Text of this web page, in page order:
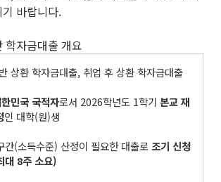
바랍니다.
학자금대출 개요
상환 학자금대출, 취업 후 상환 학자금대출
민국 국적자로서 2026학년도 1학기 본교 재
인 대학(원)생
(소득수준) 산정이 필요한 대출로 조기 신청
대 8주 소요)